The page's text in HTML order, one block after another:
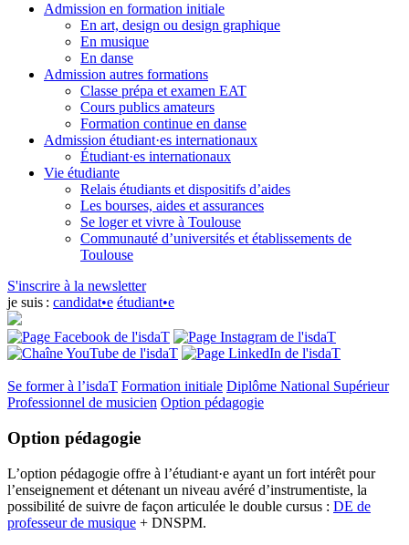
Admission en formation initiale
En art, design ou design graphique
En musique
En danse
Admission autres formations
Classe prépa et examen EAT
Cours publics amateurs
Formation continue en danse
Admission étudiant·es internationaux
Étudiant·es internationaux
Vie étudiante
Relais étudiants et dispositifs d’aides
Les bourses, aides et assurances
Se loger et vivre à Toulouse
Communauté d’universités et établissements de
Toulouse
S'inscrire à la newsletter
je suis : candidat•e étudiant•e
Se former à l’isdaT Formation initiale Diplôme National Supérieur
Professionnel de musicien Option pédagogie
Option pédagogie
L’option pédagogie offre à l’étudiant·e ayant un fort intérêt pour
l’enseignement et détenant un niveau avéré d’instrumentiste, la
possibilité de suivre de façon articulée le double cursus : DE de
professeur de musique + DNSPM.